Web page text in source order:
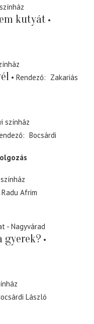
kutyát
Rendező
Zakariás
színház
Bocsárdi
Radu Afrim
- Nagyvárad
gyerek?
László